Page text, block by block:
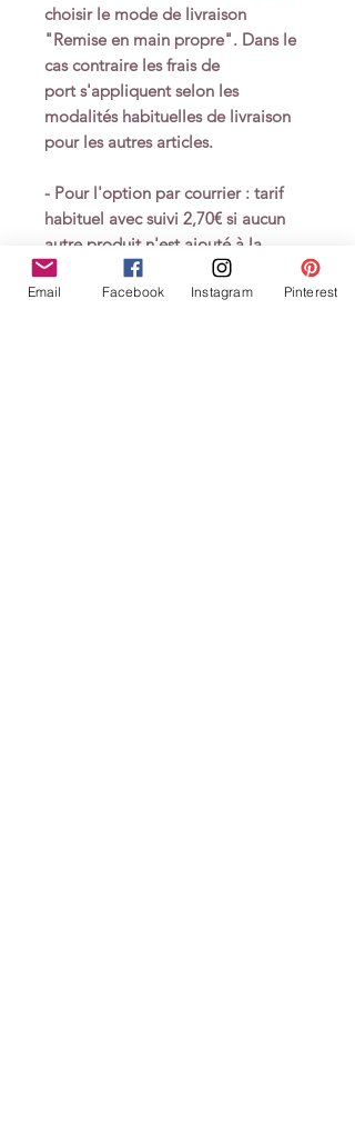
choisir le mode de livraison
"Remise en main propre". Dans le
cas contraire les frais de
port s'appliquent selon les
modalités habituelles de livraison
pour les autres articles.
- Pour l'option par courrier : tarif
habituel avec suivi 2,70€ si aucun
autre produit n'est ajouté à la
commande, dans le cas contraire les
frais de port s'appliquent selon les
Email Facebook Instagram Pinterest